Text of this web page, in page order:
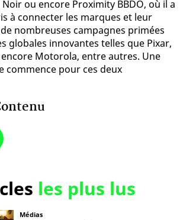
ou encore Proximity BBDO, où il a
à connecter les marques et leur
nombreuses campagnes primées
globales innovantes telles que Pixar,
Motorola, entre autres. Une
commence pour ces deux
les plus lus
Médias